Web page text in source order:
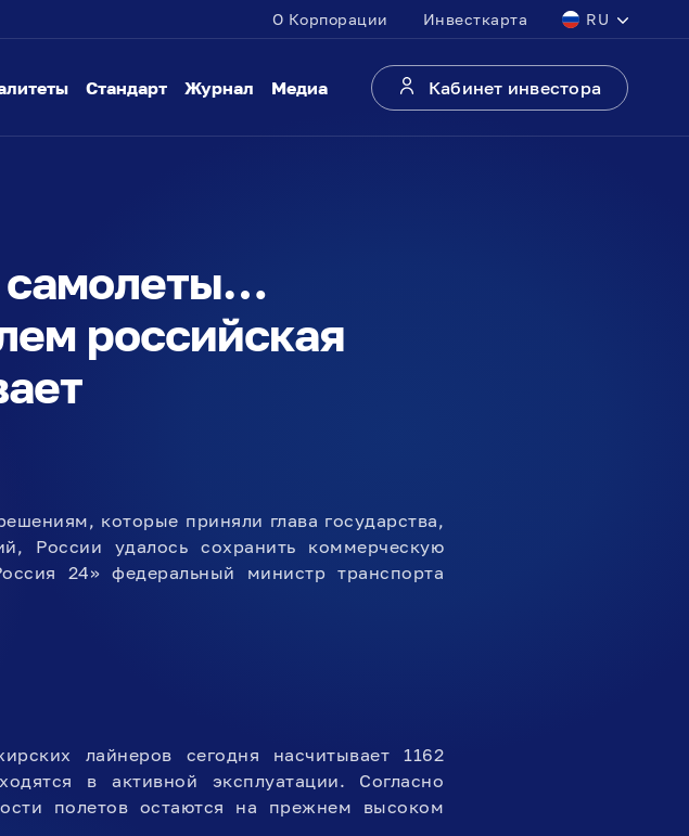
О Корпорации Инвесткарта RU
Стандарт Журнал Медиа Кабинет инвестора
самолеты…
российская
которые приняли глава государства,
России удалось сохранить коммерческую
24» федеральный министр транспорта
лайнеров сегодня насчитывает 1162
в активной эксплуатации. Согласно
полетов остаются на прежнем высоком